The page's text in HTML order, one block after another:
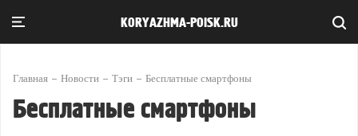
KORYAZHMA-POISK.RU
Главная Новости Тэги Бесплатные смартфоны
Бесплатные смартфоны